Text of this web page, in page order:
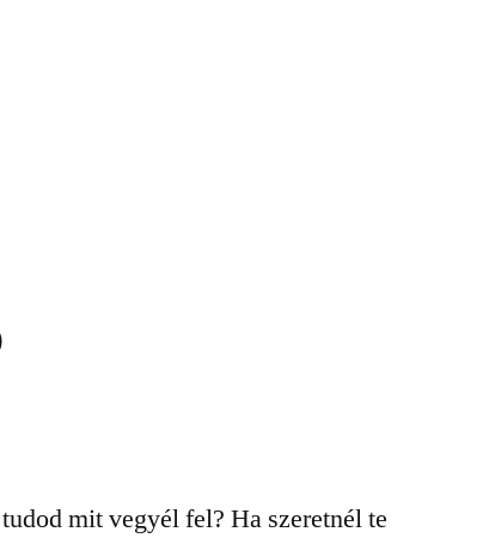
mit vegyél fel? Ha szeretnél te